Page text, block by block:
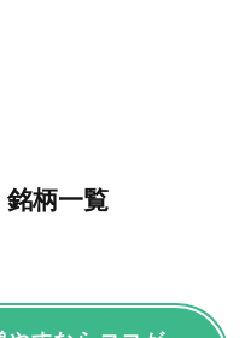
柄一覧